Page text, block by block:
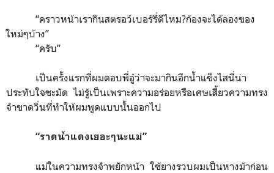
“คราวหน้าเรากินสตรอว์เบอร์รี่ดีไหม?ก้องจะได้ลองของ
ใหม่ๆบ้าง”
“ครับ”
เป็นครั้งแรกที่ผมตอบพี่อู๋ว่าจะมากินอีกน้ำแข็งไสนี่น่า
ประทับใจชะมัด ไม่รู้เป็นเพราะความอร่อยหรือเศษเสี้ยวความทรง
จำขาดวิ่นที่ทำให้ผมพูดแบบนั้นออกไป
“ราดน้ำแดงเยอะๆนะแม่”
แม่ในความทรงจำพยักหน้า ใช้ยางรวบผมเป็นหางม้าก่อน